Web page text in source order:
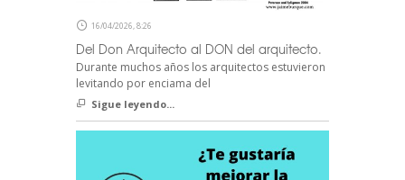
16/04/2026, 8:26
Del Don Arquitecto al DON del arquitecto.
Durante muchos años los arquitectos estuvieron
levitando por enciama del
Sigue leyendo...